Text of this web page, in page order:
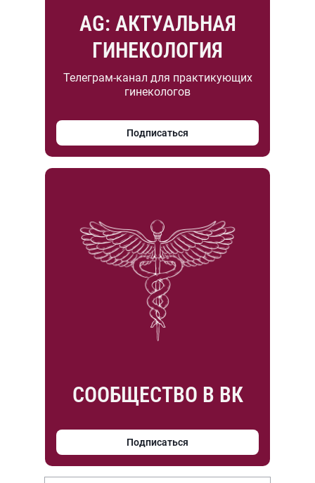
AG: АКТУАЛЬНАЯ
ГИНЕКОЛОГИЯ
Телеграм-канал для практикующих
гинекологов
Подписаться
СООБЩЕСТВО В ВК
Подписаться